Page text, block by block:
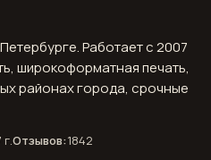
Работает с 2007
широкоформатная печать,
районах города, срочные
Отзывов:1842